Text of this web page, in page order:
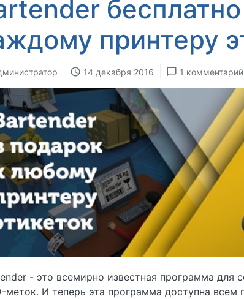
принтеру
14 декабря 2016 1 комментарий
- это всемирно известная программа для
меток. И теперь эта программа доступна всем